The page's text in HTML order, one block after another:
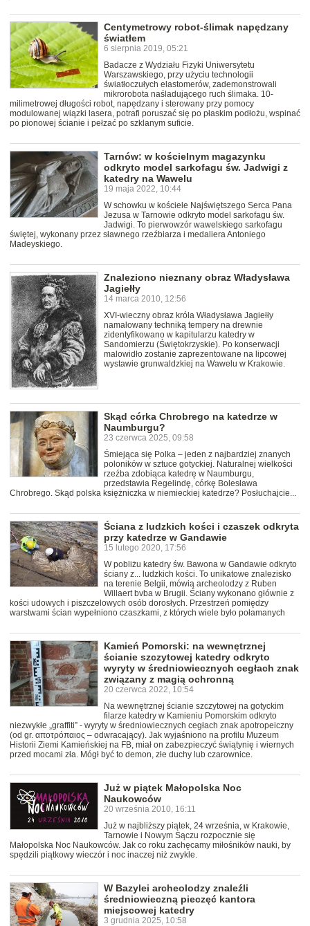
Centymetrowy robot-ślimak napędzany
światłem
6 sierpnia 2019, 05:21
Badacze z Wydziału Fizyki Uniwersytetu
Warszawskiego, przy użyciu technologii
światłoczułych elastomerów, zademonstrowali
mikrorobota naśladującego ruch ślimaka. 10-
milimetrowej długości robot, napędzany i sterowany przy pomocy
modulowanej wiązki lasera, potrafi poruszać się po płaskim podłożu, wspinać
po pionowej ścianie i pełzać po szklanym suficie.
Tarnów: w kościelnym magazynku
odkryto model sarkofagu św. Jadwigi z
katedry na Wawelu
19 maja 2022, 10:44
W schowku w kościele Najświętszego Serca Pana
Jezusa w Tarnowie odkryto model sarkofagu św.
Jadwigi. To pierwowzór wawelskiego sarkofagu
świętej, wykonany przez sławnego rzeźbiarza i medaliera Antoniego
Madeyskiego.
Znaleziono nieznany obraz Władysława
Jagiełły
14 marca 2010, 12:56
XVI-wieczny obraz króla Władysława Jagiełły
namalowany techniką tempery na drewnie
zidentyfikowano w kapitularzu katedry w
Sandomierzu (Świętokrzyskie). Po konserwacji
malowidło zostanie zaprezentowane na lipcowej
wystawie grunwaldzkiej na Wawelu w Krakowie.
Skąd córka Chrobrego na katedrze w
Naumburgu?
23 czerwca 2025, 09:58
Śmiejąca się Polka – jeden z najbardziej znanych
poloników w sztuce gotyckiej. Naturalnej wielkości
rzeźba zdobiąca katedrę w Naumburgu,
przedstawia Regelindę, córkę Bolesława
Chrobrego. Skąd polska księżniczka w niemieckiej katedrze? Posłuchajcie...
Ściana z ludzkich kości i czaszek odkryta
przy katedrze w Gandawie
15 lutego 2020, 17:56
W pobliżu katedry św. Bawona w Gandawie odkryto
ściany z... ludzkich kości. To unikatowe znalezisko
na terenie Belgii, mówią archeolodzy z Ruben
Willaert bvba w Brugii. Ściany wykonano głównie z
kości udowych i piszczelowych osób dorosłych. Przestrzeń pomiędzy
warstwami ścian wypełniono czaszkami, z których wiele było połamanych
Kamień Pomorski: na wewnętrznej
ścianie szczytowej katedry odkryto
wyryty w średniowiecznych cegłach znak
związany z magią ochronną
20 czerwca 2022, 10:54
Na wewnętrznej ścianie szczytowej na gotyckim
filarze katedry w Kamieniu Pomorskim odkryto
niezwykłe „graffiti” - wyryty w średniowiecznych cegłach znak apotropeiczny
(od gr. αποτρόπαιος – odwracający). Jak wyjaśniono na profilu Muzeum
Historii Ziemi Kamieńskiej na FB, miał on zabezpieczyć świątynię i wiernych
przed mocami zła. Mógł być to demon, złe duchy lub czarownice.
Już w piątek Małopolska Noc
Naukowców
20 września 2010, 16:11
Już w najbliższy piątek, 24 września, w Krakowie,
Tarnowie i Nowym Sączu rozpocznie się
Małopolska Noc Naukowców. Jak co roku zachęcamy miłośników nauki, by
spędzili piątkowy wieczór i noc inaczej niż zwykle.
W Bazylei archeolodzy znaleźli
średniowieczną pieczęć kantora
miejscowej katedry
3 grudnia 2025, 10:58